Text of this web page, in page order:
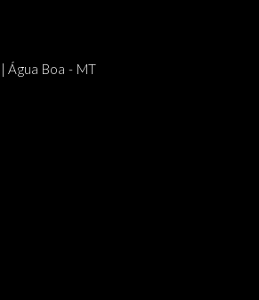
Água Boa - MT